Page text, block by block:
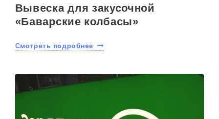
Вывеска для закусочной
«Баварские колбасы»
Смотреть подробнее